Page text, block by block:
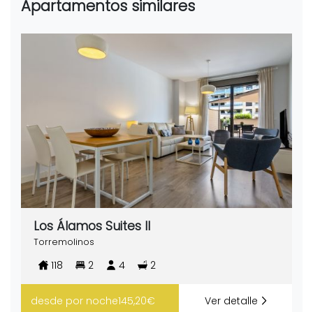
Apartamentos similares
Los Álamos Suites II
Torremolinos
118 2 4 2
desde por noche145,20€ Ver detalle